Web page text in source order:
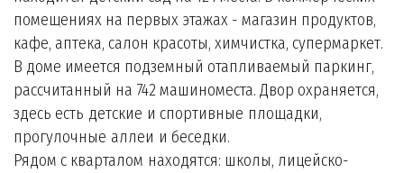
помещениях на первых этажах - магазин продуктов,
кафе, аптека, салон красоты, химчистка, супермаркет.
В доме имеется подземный отапливаемый паркинг,
рассчитанный на 742 машиноместа. Двор охраняется,
здесь есть детские и спортивные площадки,
прогулочные аллеи и беседки.
Рядом с кварталом находятся: школы, лицейско-